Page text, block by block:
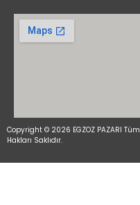
Copyright © 2026 EGZOZ PAZARI Tüm
Hakları Saklıdır.